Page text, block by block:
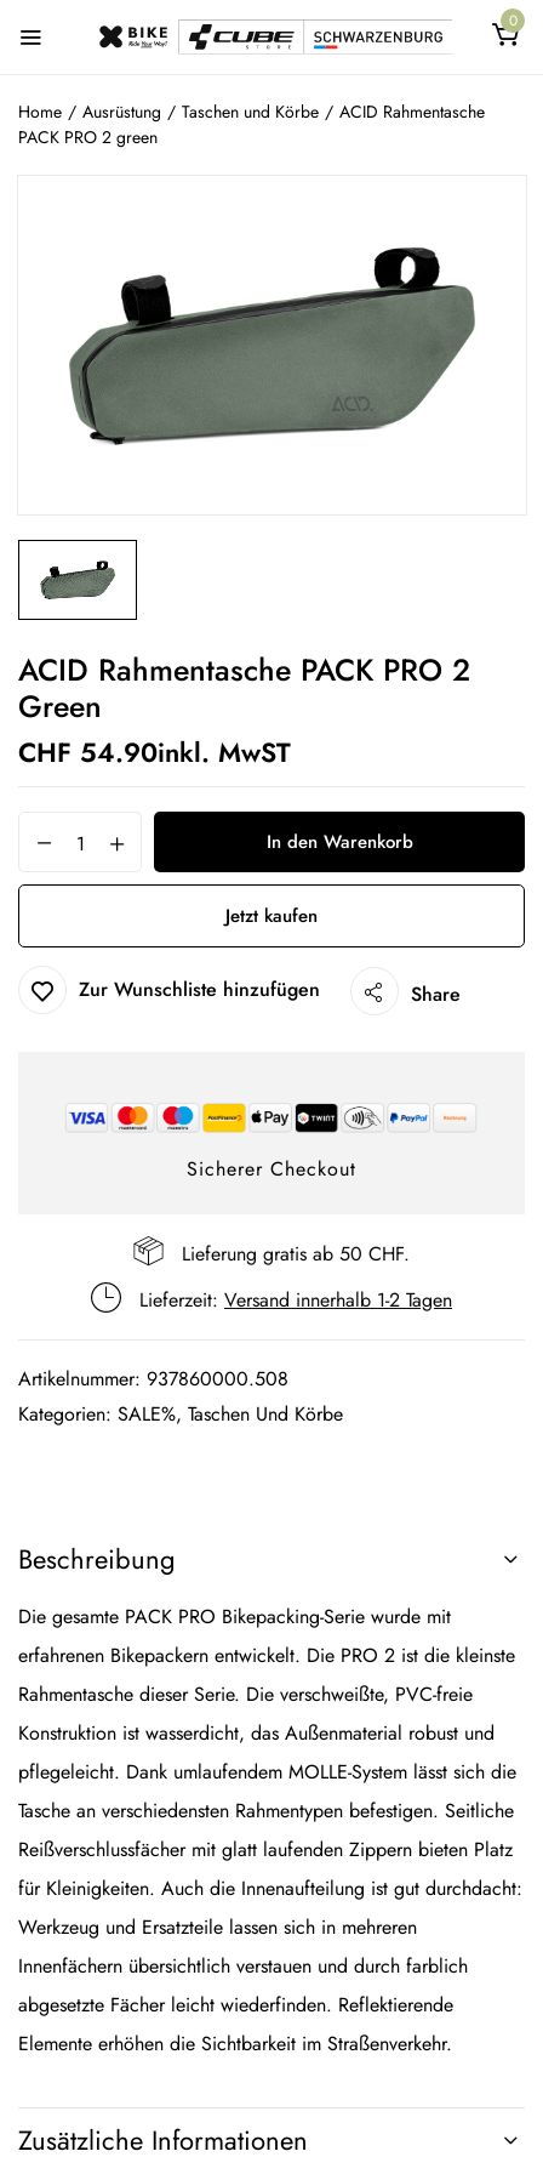
0
Home / Ausrüstung / Taschen und Körbe / ACID Rahmentasche
PACK PRO 2 green
ACID Rahmentasche PACK PRO 2
Green
CHF 54.90inkl. MwST
In den Warenkorb
Jetzt kaufen
Zur Wunschliste hinzufügen Share
Sicherer Checkout
Lieferung gratis ab 50 CHF.
Lieferzeit: Versand innerhalb 1-2 Tagen
Artikelnummer: 937860000.508
Kategorien: SALE%, Taschen Und Körbe
Beschreibung
Die gesamte PACK PRO Bikepacking-Serie wurde mit
erfahrenen Bikepackern entwickelt. Die PRO 2 ist die kleinste
Rahmentasche dieser Serie. Die verschweißte, PVC-freie
Konstruktion ist wasserdicht, das Außenmaterial robust und
pflegeleicht. Dank umlaufendem MOLLE-System lässt sich die
Tasche an verschiedensten Rahmentypen befestigen. Seitliche
Reißverschlussfächer mit glatt laufenden Zippern bieten Platz
für Kleinigkeiten. Auch die Innenaufteilung ist gut durchdacht:
Werkzeug und Ersatzteile lassen sich in mehreren
Innenfächern übersichtlich verstauen und durch farblich
abgesetzte Fächer leicht wiederfinden. Reflektierende
Elemente erhöhen die Sichtbarkeit im Straßenverkehr.
Zusätzliche Informationen